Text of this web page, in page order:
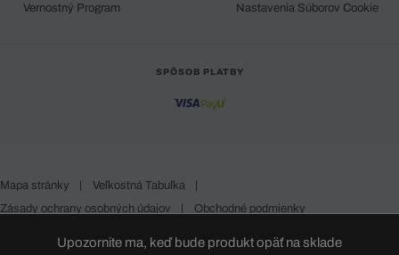
Upozornite ma, keď bude produkt opäť na sklade
Vernostný Program Nastavenia Súborov Cookie
SPÔSOB PLATBY
Mapa stránky | Veľkostná Tabuľka
|
Zásady ochrany osobných údajov
| Obchodné podmienky